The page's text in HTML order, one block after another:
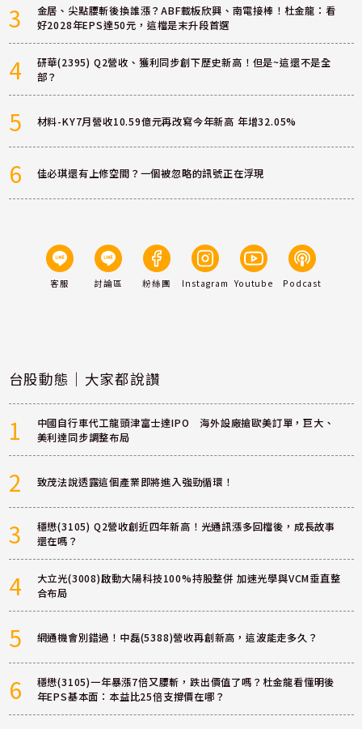
3
金居、尖點腰斬後換誰漲？ABF載板欣興、南電接棒！杜金龍：看
好2028年EPS達50元，這檔是末升段首選
4
研華(2395) Q2營收、獲利同步創下歷史新高！但是~這還不是全
部？
5 材料-KY7月營收10.59億元再改寫今年新高 年增32.05%
6 佳必琪還有上修空間？一個被忽略的訊號正在浮現
客服 討論區 粉絲團 Instagram Youtube Podcast
台股動態｜大家都說讚
1
中國自行車代工龍頭津富士達IPO 海外設廠搶歐美訂單，巨大、
美利達同步調整布局
2 致茂法說透露這個產業即將進入強勁循環！
3
穩懋(3105) Q2營收創近四年新高！光通訊漲多回檔後，成長故事
還在嗎？
4
大立光(3008)啟動大陽科技100%持股整併 加速光學與VCM垂直整
合布局
5 網通機會別錯過！中磊(5388)營收再創新高，這波能走多久？
6
穩懋(3105)一年暴漲7倍又腰斬，跌出價值了嗎？杜金龍看懂明後
年EPS基本面：本益比25倍支撐價在哪？